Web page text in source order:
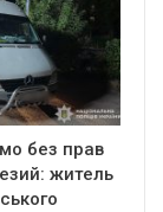
без прав
житель